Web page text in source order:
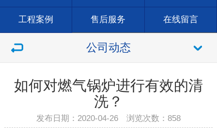
工程案例 售后服务 在线留言
联系我们 公司动态
如何对燃气锅炉进行有效的清
洗？
发布日期：2020-04-26 浏览次数： 858